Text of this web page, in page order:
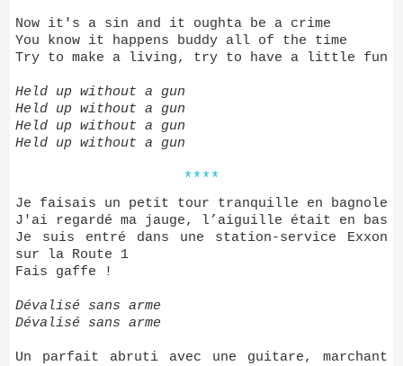
Now it's a sin and it oughta be a crime
You know it happens buddy all of the time
Try to make a living, try to have a little fun
Held up without a gun
Held up without a gun
Held up without a gun
Held up without a gun
****
Je faisais un petit tour tranquille en bagnole
J'ai regardé ma jauge, l’aiguille était en bas
Je suis entré dans une station-service Exxon
sur la Route 1
Fais gaffe !
Dévalisé sans arme
Dévalisé sans arme
Un parfait abruti avec une guitare, marchant